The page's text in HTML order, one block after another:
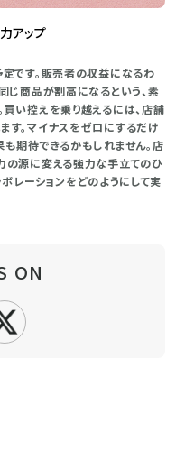
アップ
です。販売者の収益になるわ
じ商品が割高になるという、素
い控えを乗り越えるには、店舗
す。マイナスをゼロにするだけ
期待できるかもしれません。店
の源に変える強力な手立てのひ
ボレーションをどのようにして実
ON